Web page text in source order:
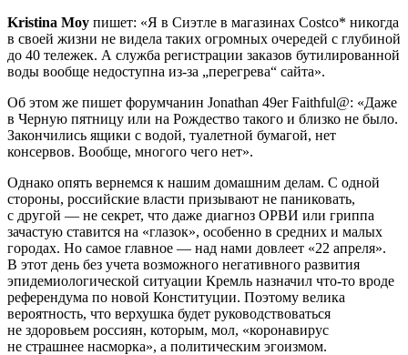
Kristina Moy пишет: «Я в Сиэтле в магазинах Costco* никогда
в своей жизни не видела таких огромных очередей с глубиной
до 40 тележек. А служба регистрации заказов бутилированной
воды вообще недоступна из-за „перегрева“ сайта».
Об этом же пишет форумчанин Jonathan 49er Faithful@: «Даже
в Черную пятницу или на Рождество такого и близко не было.
Закончились ящики с водой, туалетной бумагой, нет
консервов. Вообще, многого чего нет».
Однако опять вернемся к нашим домашним делам. С одной
стороны, российские власти призывают не паниковать,
с другой — не секрет, что даже диагноз ОРВИ или гриппа
зачастую ставится на «глазок», особенно в средних и малых
городах. Но самое главное — над нами довлеет «22 апреля».
В этот день без учета возможного негативного развития
эпидемиологической ситуации Кремль назначил что-то вроде
референдума по новой Конституции. Поэтому велика
вероятность, что верхушка будет руководствоваться
не здоровьем россиян, которым, мол, «коронавирус
не страшнее насморка», а политическим эгоизмом.